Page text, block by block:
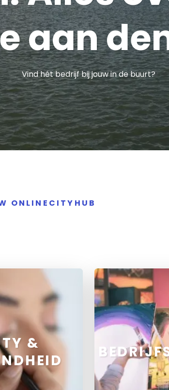
aan
Vind hét bedrijf bij jouw in de buurt?
ONLINECITYHUB
&